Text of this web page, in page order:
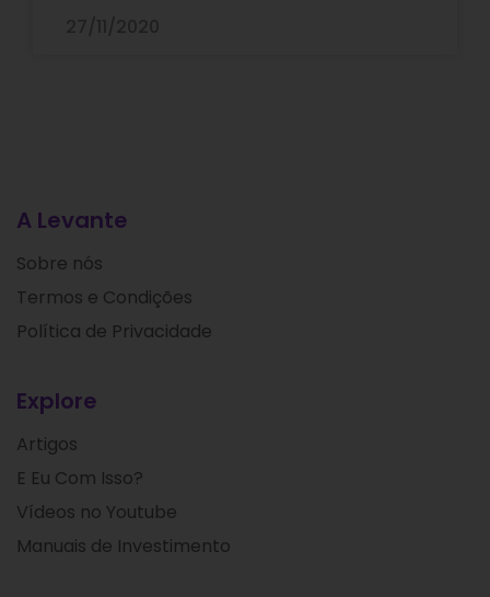
A Levante
Sobre nós
Termos e Condições
Política de Privacidade
Explore
Artigos
E Eu Com Isso?
Vídeos no Youtube
Manuais de Investimento